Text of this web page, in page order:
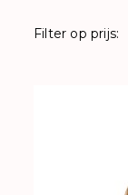
Filter op prijs: